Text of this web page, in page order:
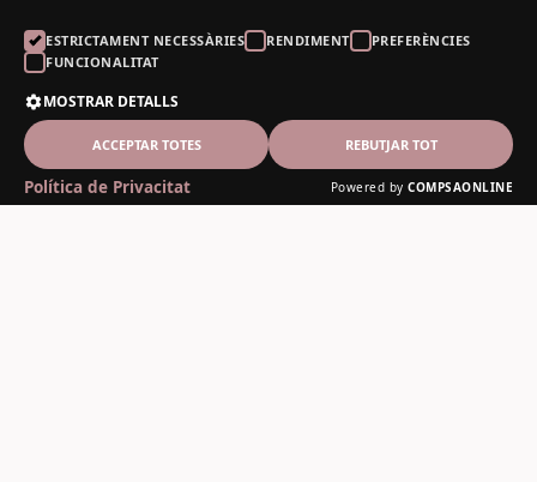
ESTRICTAMENT NECESSÀRIES RENDIMENT
PREFERÈNCIES
FUNCIONALITAT
MOSTRAR DETALLS
ACCEPTAR TOTES REBUTJAR TOT
Política de Privacitat Powered by COMPSAONLINE